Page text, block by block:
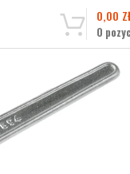
0
0,00